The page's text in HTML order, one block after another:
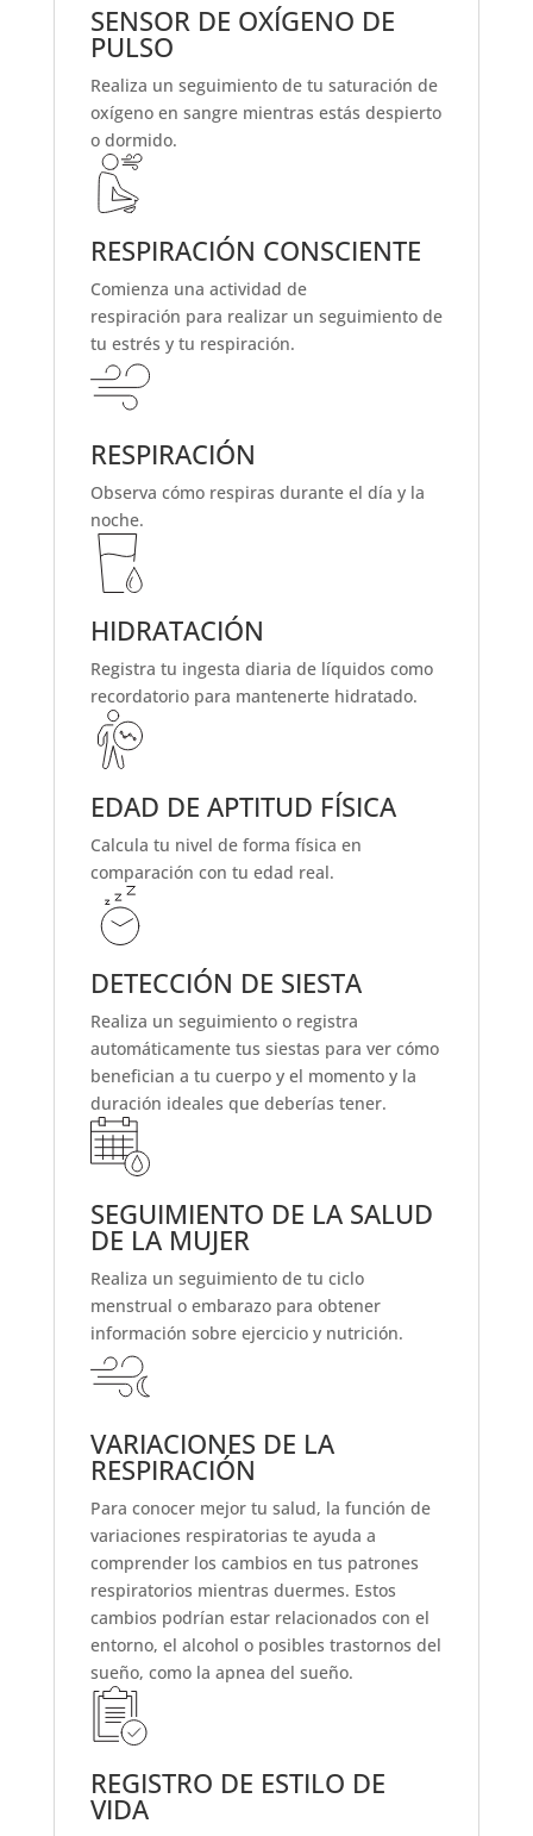
SENSOR DE OXÍGENO DE
PULSO
Realiza un seguimiento de tu saturación de
oxígeno en sangremientras estás despierto
o dormido.
RESPIRACIÓN CONSCIENTE
Comienza una actividad de
respiración para realizar un seguimiento de
tu estrés y tu respiración.
RESPIRACIÓN
Observa cómo respiras durante el día y la
noche.
HIDRATACIÓN
Registra tu ingesta diaria de líquidos como
recordatorio para mantenerte hidratado.
EDAD DE APTITUD FÍSICA
Calcula tu nivel de forma física en
comparación con tu edad real.
DETECCIÓN DE SIESTA
Realiza un seguimiento o registra
automáticamente tus siestas para ver cómo
benefician a tu cuerpo y el momento y la
duración ideales que deberías tener.
SEGUIMIENTO DE LA SALUD
DE LA MUJER
Realiza un seguimiento de tu ciclo
menstrual o embarazopara obtener
información sobre ejercicio y nutrición.
VARIACIONES DE LA
RESPIRACIÓN
Para conocer mejor tu salud, la función de
variaciones respiratorias te ayuda a
comprender los cambios en tus patrones
respiratorios mientras duermes. Estos
cambios podrían estar relacionados con el
entorno, el alcohol o posibles trastornos del
sueño, como la apnea del sueño.
REGISTRO DE ESTILO DE
VIDA